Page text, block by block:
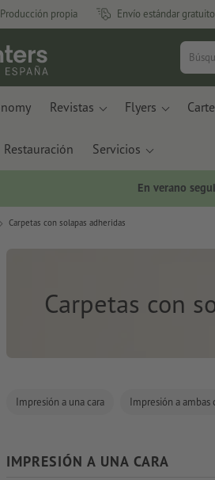
Producción propia Envío estándar gratuito
Revistas Flyers
Restauración Servicios
En verano
Carpetas con solapas adheridas
Carpetas con
Impresión a una cara Impresión a ambas
IMPRESIÓN A UNA CARA